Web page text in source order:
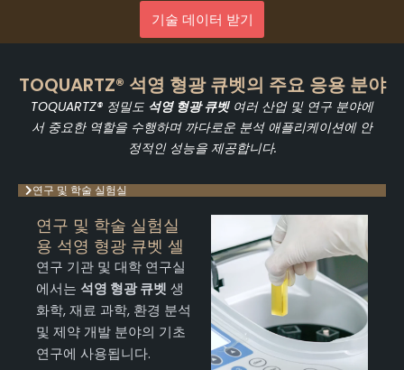
기술 데이터 받기
TOQUARTZ® 석영 형광 큐벳의 주요 응용 분야
TOQUARTZ® 정밀도 석영 형광 큐벳여러 산업 및 연구 분야에
서 중요한 역할을 수행하며 까다로운 분석 애플리케이션에 안
정적인 성능을 제공합니다.
연구 및 학술 실험실
연구 및 학술 실험실
용 석영 형광 큐벳 셀
연구 기관 및 대학 연구실
에서는 석영 형광 큐벳 생
화학, 재료 과학, 환경 분석
및 제약 개발 분야의 기초
연구에 사용됩니다.